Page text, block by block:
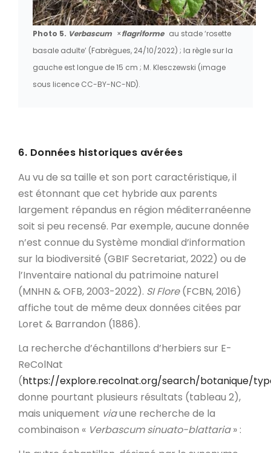
Photo 5. Verbascum ×flagriforme au stade ‘rosette
basale adulte’ (Fabrègues, 24/10/2022) ; la règle sur la
gauche est longue de 15 cm ; M. Klesczewski (image
sous licence CC-BY-NC-ND).
6. Données historiques avérées
Au vu de sa taille et son port caractéristique, il
est étonnant que cet hybride aux parents
largement répandus en région méditerranéenne
soit si peu recensé. Par exemple, aucune donnée
n’est connue du Système mondial d’information
sur la biodiversité (GBIF Secretariat, 2022) ou de
l’Inventaire national du patrimoine naturel
(MNHN & OFB, 2003-2022). SI Flore(FCBN, 2016)
affiche tout de même deux données citées par
Loret & Barrandon (1886).
La recherche d’échantillons d’herbiers sur E-
ReColNat
(https://explore.recolnat.org/search/botanique/
donne pourtant plusieurs résultats (tableau 2),
mais uniquement viaune recherche de la
combinaison « Verbascum sinuato-blattaria» :